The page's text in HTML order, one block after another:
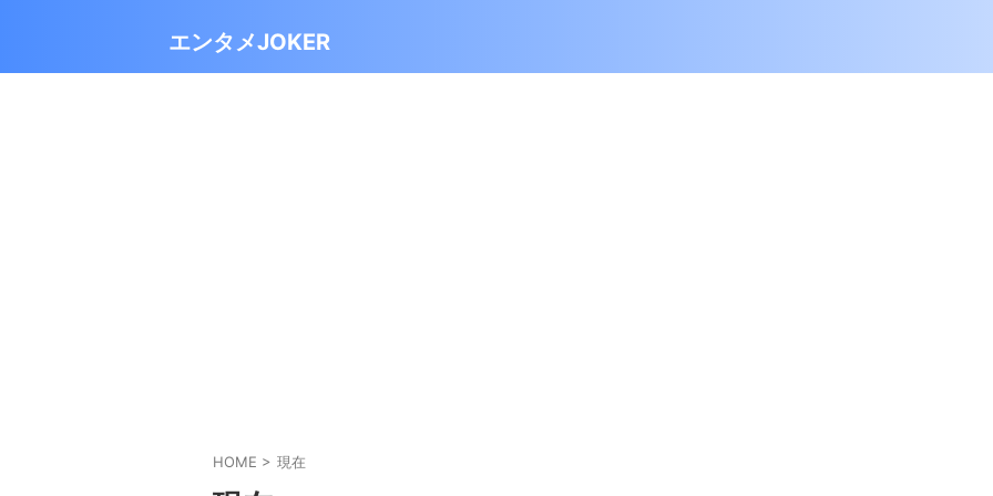
エンタメJOKER
HOME > 現在